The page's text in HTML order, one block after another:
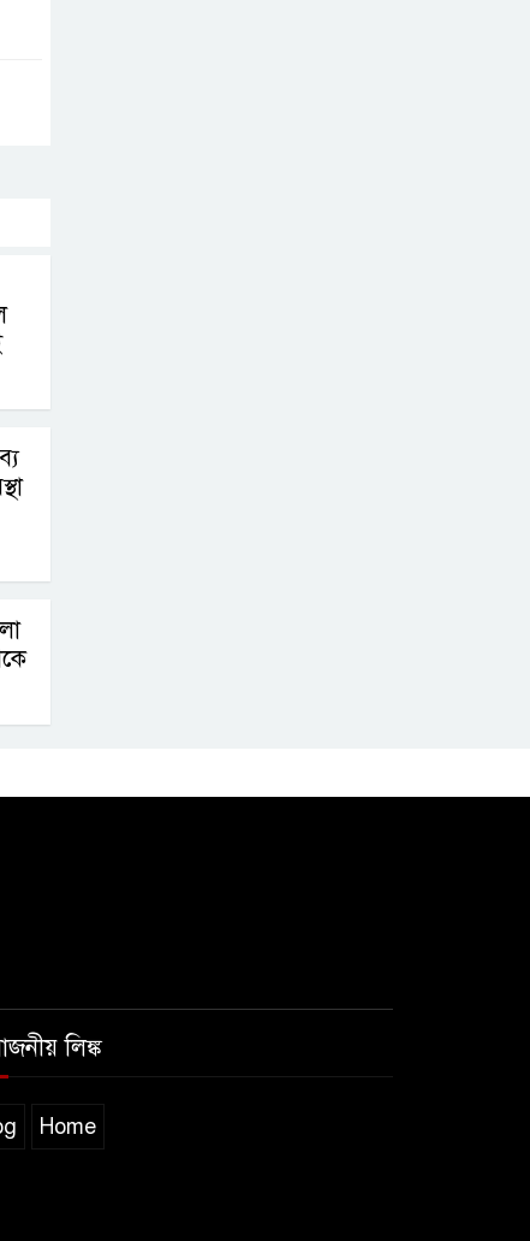
লিঙ্ক
Home